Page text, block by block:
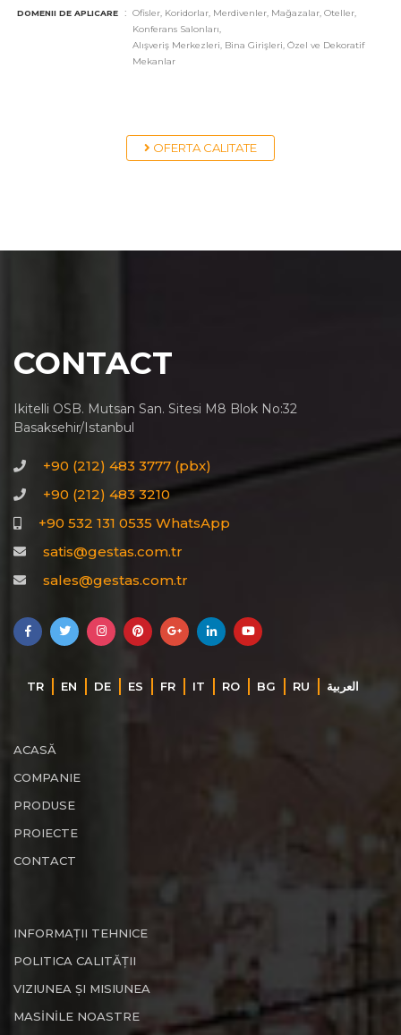
DOMENII DE APLICARE : Ofisler, Koridorlar, Merdivenler, Mağazalar, Oteller,
Konferans Salonları,
Alışveriş Merkezleri, Bina Girişleri, Özel ve Dekoratif
Mekanlar
OFERTA CALITATE
CONTACT
Ikitelli OSB. Mutsan San. Sitesi M8 Blok No:32
Basaksehir/Istanbul
+90 (212) 483 3777 (pbx)
+90 (212) 483 3210
+90 532 131 0535 WhatsApp
satis@gestas.com.tr
sales@gestas.com.tr
TR EN DE ES FR IT RO BG RU ‏العربية‏
ACASĂ
COMPANIE
PRODUSE
PROIECTE
CONTACT
INFORMAȚII TEHNICE
POLITICA CALITĂȚII
VIZIUNEA ȘI MISIUNEA
MASİNİLE NOASTRE